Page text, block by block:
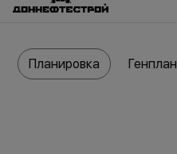
Планировка Генплан